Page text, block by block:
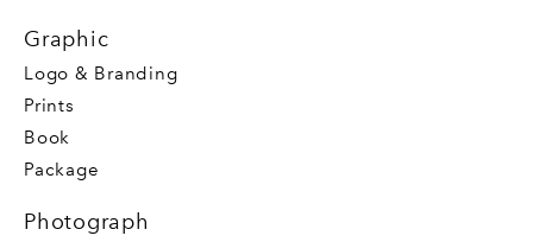
Graphic
Logo & Branding
Prints
Book
Package
Photograph